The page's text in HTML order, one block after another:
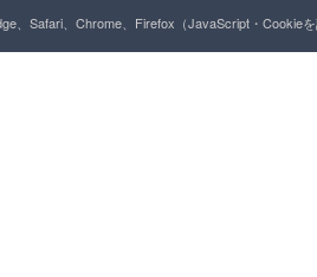
、Safari、Chrome、Firefox（JavaScript・Cookie